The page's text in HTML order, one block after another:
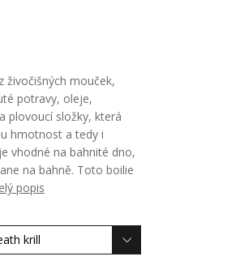
živočišných mouček,
potravy, oleje,
plovoucí složky, která
hmotnost a tedy i
vhodné na bahnité dno,
na bahně. Toto boilie
popis